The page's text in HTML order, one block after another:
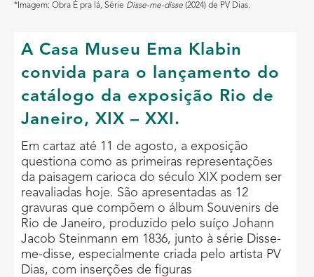
*Imagem: Obra É pra lá, Série Disse-me-disse (2024) de PV Dias.
A Casa Museu Ema Klabin
convida para o lançamento do
catálogo da exposição Rio de
Janeiro, XIX – XXI.
Em cartaz até 11 de agosto, a exposição
questiona como as primeiras representações
da paisagem carioca do século XIX podem ser
reavaliadas hoje. São apresentadas as 12
gravuras que compõem o álbum Souvenirs de
Rio de Janeiro, produzido pelo suíço Johann
Jacob Steinmann em 1836, junto à série Disse-
me-disse, especialmente criada pelo artista PV
Dias, com inserções de figuras